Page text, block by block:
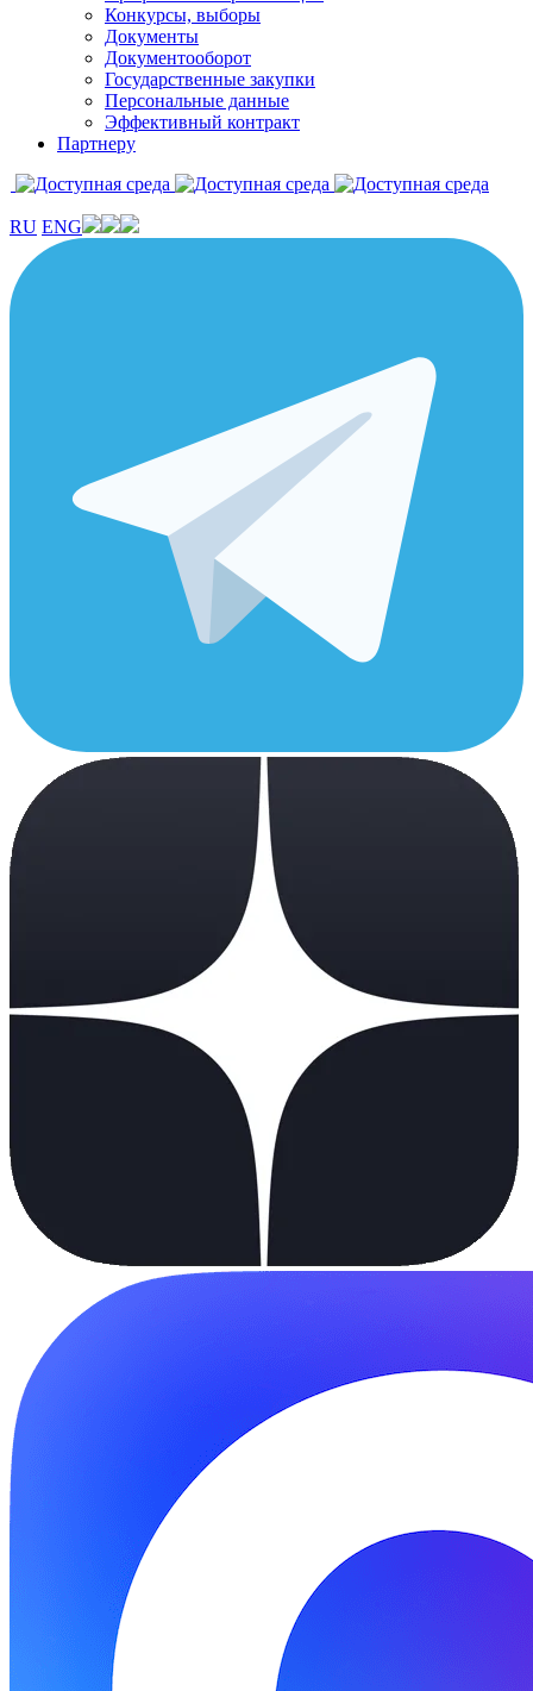
Конкурсы, выборы
Документы
Документооборот
Государственные закупки
Персональные данные
Эффективный контракт
Партнеру
RU ENG